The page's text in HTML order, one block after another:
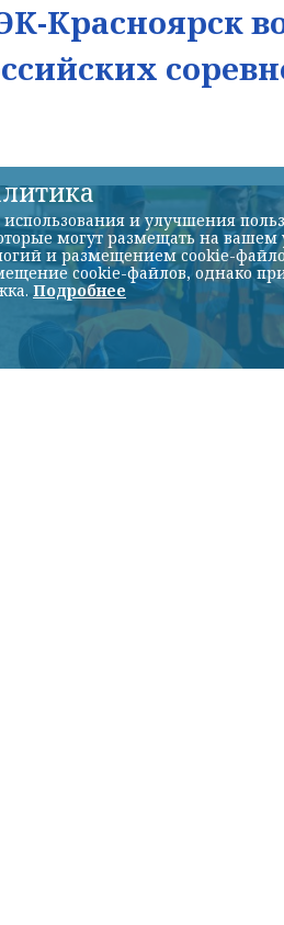
Красноярск
и улучшения
могут размещать на
и размещением cookie-
cookie-файлов, однако
Подробнее